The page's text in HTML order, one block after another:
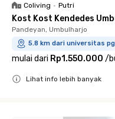
Coliving • Putri
Kost Kost Kendedes
Pandeyan, Umbulharjo
5.8 km dari universitas
mulai dari Rp1.550.000 /
Lihat info lebih banyak